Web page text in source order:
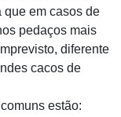
que em casos de
pedaços mais
diferente
cacos de
estão: